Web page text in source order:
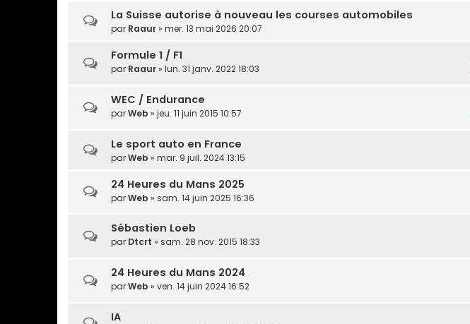
La Suisse autorise à nouveau les courses automobiles
par Raaur» mer. 13 mai 2026 20:07
Formule 1 / F1
par Raaur» lun. 31 janv. 2022 18:03
WEC / Endurance
parWeb » jeu. 11 juin 2015 10:57
Le sport auto en France
parWeb » mar. 9 juil. 2024 13:15
24 Heures du Mans 2025
parWeb » sam. 14 juin 2025 16:36
Sébastien Loeb
par Dtcrt » sam. 28 nov. 2015 18:33
24 Heures du Mans 2024
parWeb » ven. 14 juin 2024 16:52
IA